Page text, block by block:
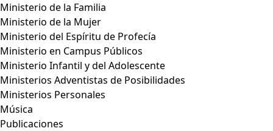
Ministerio de la Familia
Ministerio de la Mujer
Ministerio del Espíritu de Profecía
Ministerio en Campus Públicos
Ministerio Infantil y del Adolescente
Ministerios Adventistas de Posibilidades
Ministerios Personales
Música
Publicaciones